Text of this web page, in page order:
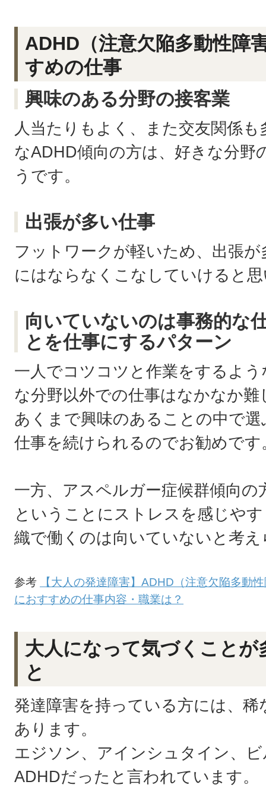
ADHD（注意欠陥多動性障
すめの仕事
興味のある分野の接客業
人当たりもよく、また交友関係
なADHD傾向の方は、好きな分野
うです。
出張が多い仕事
フットワークが軽いため、出張
にはならなくこなしていけると
向いていないのは事務的な
とを仕事にするパターン
一人でコツコツと作業をするよ
な分野以外での仕事はなかなか
あくまで興味のあることの中で
仕事を続けられるのでお勧めです
一方、アスペルガー症候群傾向
ということにストレスを感じや
織で働くのは向いていないと考
参考
【大人の発達障害】ADHD（注意欠陥多動
におすすめの仕事内容・職業は？
大人になって気づくことが
と
発達障害を持っている方には、
あります。
エジソン、アインシュタイン、
ADHDだったと言われています。